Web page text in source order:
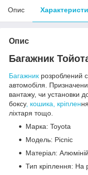
Опис
Опис
Багажник
Багажник розроблений
автомобіля.
вантажу, чи установки
боксу, кошика, кріплен
ліхтаря тощо.
Марка: Toyota
Модель: Picnic
Матеріал: Алюміній
Тип кріплення: На